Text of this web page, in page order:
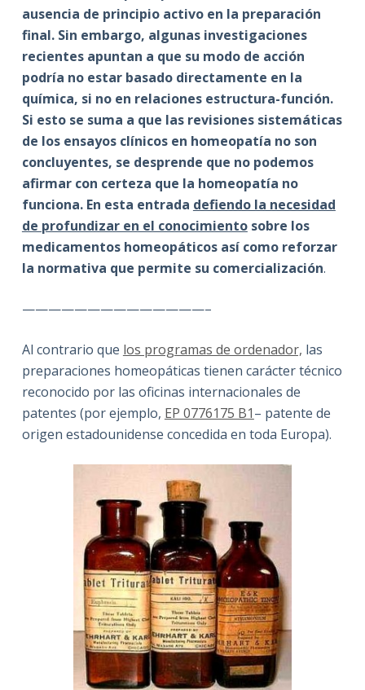
ausencia de principio activo en la preparación
final. Sin embargo, algunas investigaciones
recientes apuntan a que su modo de acción
podría no estar basado directamente en la
química, si no en relaciones estructura-función.
Si esto se suma a que las revisiones sistemáticas
de los ensayos clínicos en homeopatía no son
concluyentes, se desprende que no podemos
afirmar con certeza que la homeopatía no
funciona. En esta entrada defiendo la necesidad
de profundizar en el conocimientosobre los
medicamentos homeopáticos así como reforzar
la normativa que permite su comercialización.
——————————————–
Al contrario que los programas de ordenador, las
preparaciones homeopáticas tienen carácter técnico
reconocido por las oficinas internacionales de
patentes (por ejemplo, EP 0776175 B1– patente de
origen estadounidense concedida en toda Europa).